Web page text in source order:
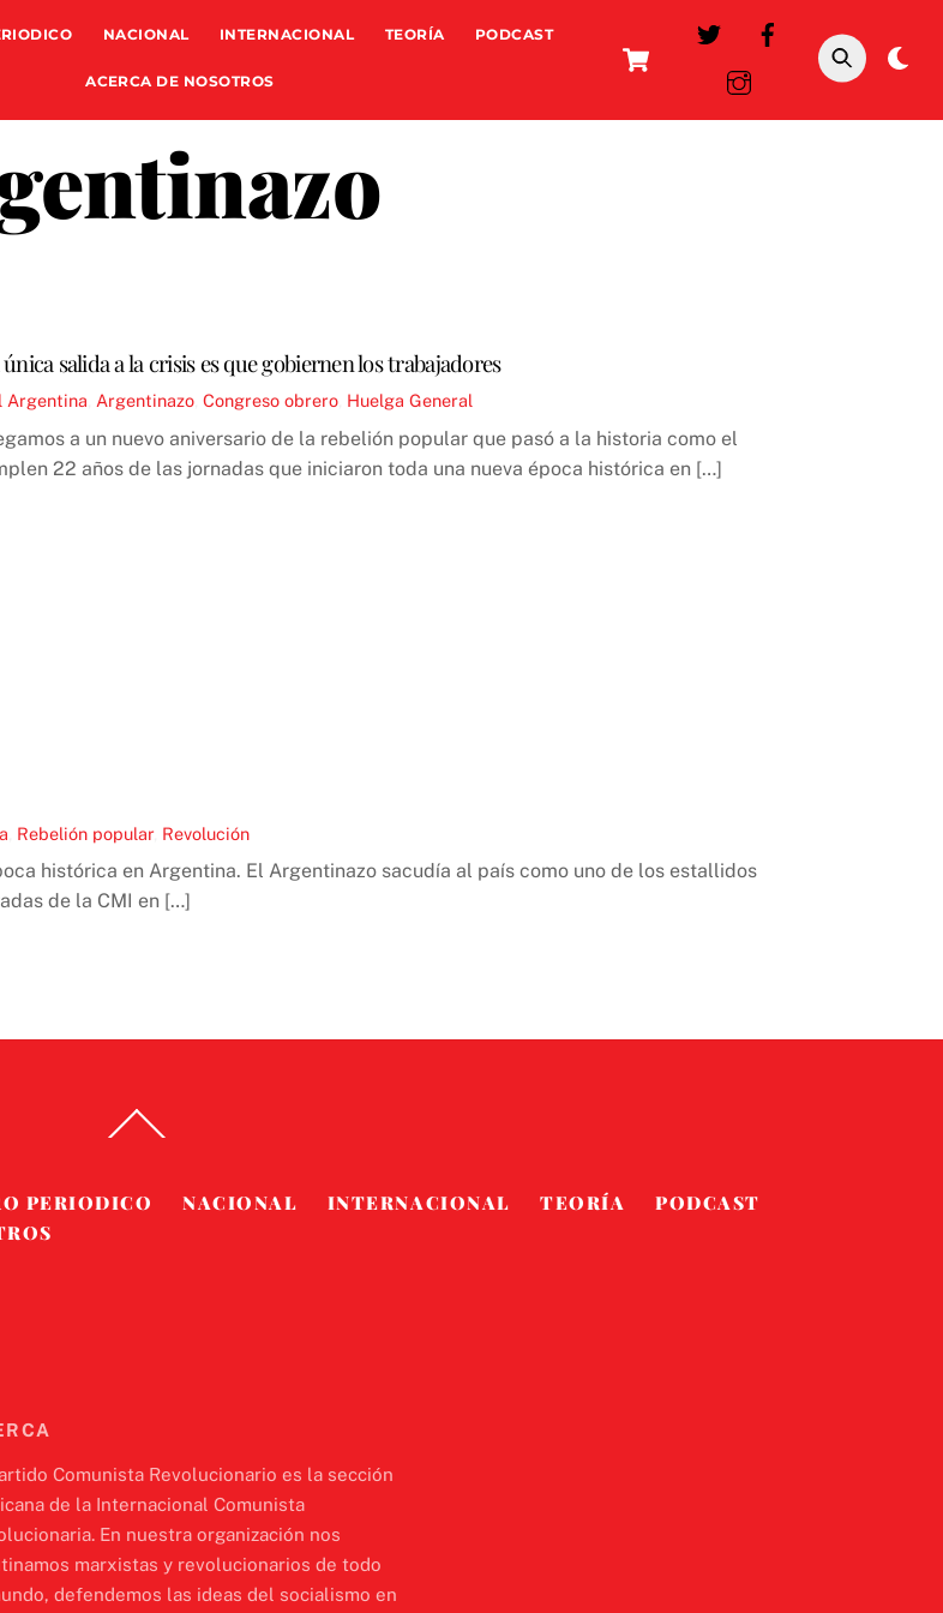
Cart
NACIONAL INTERNACIONAL TEORÍA PODCAST
ACERCA DE NOSOTROS
salida a la crisis es que gobiernen los trabajadores
Argentina ,Argentinazo ,Congreso obrero Huelga General
a un nuevo aniversario de la rebelión popular que pasó a la historia como el
22 años de las jornadas que iniciaron toda una nueva época histórica en […]
Rebelión popular, Revolución
histórica en Argentina. El Argentinazo sacudía al país como uno de los estallidos
de la CMI en […]
To
PERIODICO NACIONAL INTERNACIONAL TEORÍA
PODCAST
Comunista Revolucionario es la sección
de la Internacional Comunista
En nuestra organización nos
marxistas y revolucionarios de todo
defendemos las ideas del socialismo en